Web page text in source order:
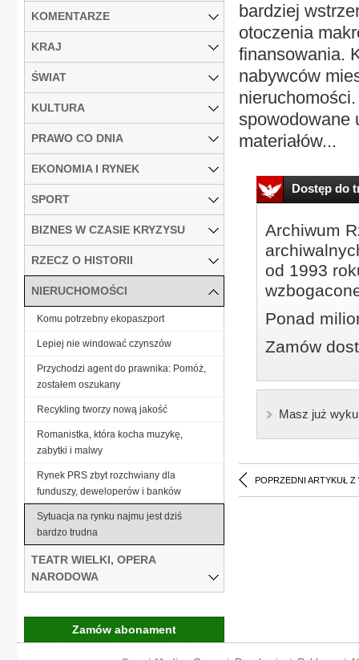
bardziej
otoczenia
finansowania.
nabywców
spowodowane
materiałów...
Dostęp do
Archiwum
od 1993
Ponad
Zamów
Masz już
POPRZEDNI ARTYKUŁ Z
KOMENTARZE
KRAJ
ŚWIAT
KULTURA
PRAWO CO DNIA
EKONOMIA I RYNEK
SPORT
BIZNES W CZASIE KRYZYSU
RZECZ O HISTORII
NIERUCHOMOŚCI
Komu potrzebny ekopaszport
Lepiej nie windować czynszów
Przychodzi agent do prawnika: Pomóż,
zostałem oszukany
Recykling tworzy nową jakość
Romanistka, która kocha muzykę,
zabytki i malwy
Rynek PRS zbyt rozchwiany dla
funduszy, deweloperów i banków
Sytuacja na rynku najmu jest dziś
bardzo trudna
TEATR WIELKI, OPERA
NARODOWA
Zamów abonament